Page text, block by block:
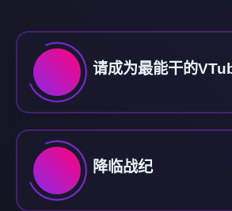
请成为最能干的
降临战纪